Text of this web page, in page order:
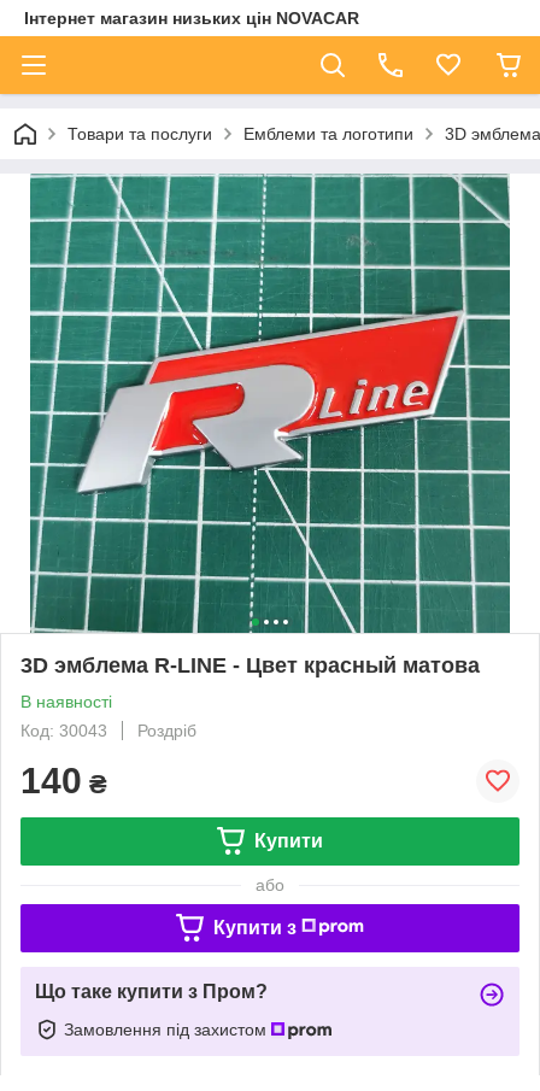
Інтернет магазин низьких цін NOVACAR
Товари та послуги Емблеми та логотипи 3D
3D эмблема R-LINE - Цвет красный матова
В наявності
Код: 30043
Роздріб
140 ₴
Купити
або
Купити з
Що таке купити з Пром?
Замовлення під захистом